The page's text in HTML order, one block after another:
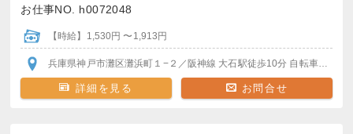
お仕事NO. h0072048
【時給】1,530円 〜1,913円
兵庫県神戸市灘区灘浜町１−２ ／阪神線 大石駅徒歩10分 自転車・バイク通勤可（駐輪場無料）
詳細を見る お問合せ